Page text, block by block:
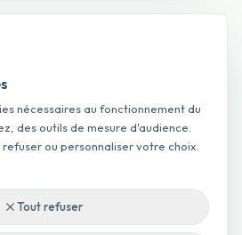
de Saint-
de Nèfles Camélias
La Montagne
Saint-Bernard
nécessaires au fonctionnement du
des outils de mesure d'audience.
ou personnaliser votre choix.
Tout refuser